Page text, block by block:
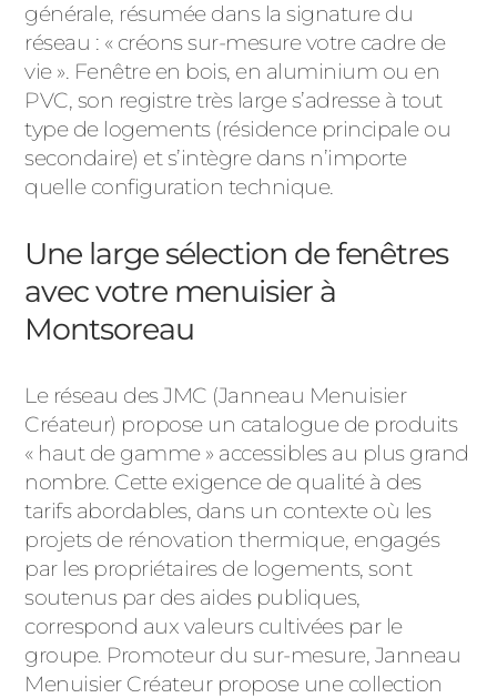
générale, résumée dans la signature du
réseau : « créons sur-mesure votre cadre de
vie ». Fenêtre en bois, en aluminium ou en
PVC, son registre très large s’adresse à tout
type de logements (résidence principale ou
secondaire) et s’intègre dans n’importe
quelle configuration technique.
Une large sélection de fenêtres
avec votre menuisier à
Montsoreau
Le réseau des JMC (Janneau Menuisier
Créateur) propose un catalogue de produits
« haut de gamme » accessibles au plus grand
nombre. Cette exigence de qualité à des
tarifs abordables, dans un contexte où les
projets de rénovation thermique, engagés
par les propriétaires de logements, sont
soutenus par des aides publiques,
correspond aux valeurs cultivées par le
groupe. Promoteur du sur-mesure, Janneau
Menuisier Créateur propose une collection